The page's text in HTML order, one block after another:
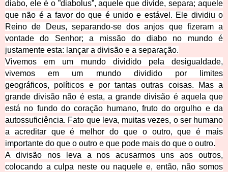
diabo, ele é o ”diabolus”, aquele que divide, separa; aquele
que não é a favor do que é unido e estável. Ele dividiu o
Reino de Deus, separando-se dos anjos que fizeram a
vontade do Senhor; a missão do diabo no mundo é
justamente esta: lançar a divisão e a separação.
Vivemos em um mundo dividido pela desigualdade,
vivemos em um mundo dividido por limites
geográficos, políticos e por tantas outras coisas. Mas a
grande divisão não é esta, a grande divisão é aquela que
está no fundo do coração humano, fruto do orgulho e da
autossuficiência. Fato que leva, muitas vezes, o ser humano
a acreditar que é melhor do que o outro, que é mais
importante do que o outro e que pode mais do que o outro.
A divisão nos leva a nos acusarmos uns aos outros,
colocando a culpa neste ou naquele e, então, não somos